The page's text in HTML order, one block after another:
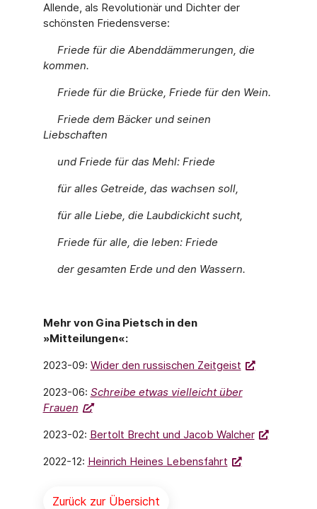
Allende, als Revolutionär und Dichter der
schönsten Friedensverse:
Friede für die Abenddämmerungen, die
kommen.
Friede für die Brücke, Friede für den Wein.
Friede dem Bäcker und seinen
Liebschaften
und Friede für das Mehl: Friede
für alles Getreide, das wachsen soll,
für alle Liebe, die Laubdickicht sucht,
Friede für alle, die leben: Friede
der gesamten Erde und den Wassern.
Mehr von Gina Pietsch in den
»Mitteilungen«:
2023-09: Wider den russischen Zeitgeist
2023-06: Schreibe etwas vielleicht über
Frauen
2023-02: Bertolt Brecht und Jacob Walcher
2022-12: Heinrich Heines Lebensfahrt
Zurück zur Übersicht